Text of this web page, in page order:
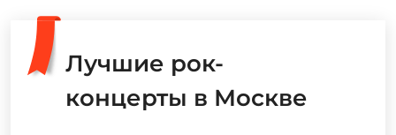
Лучшие рок-
концерты в Москве